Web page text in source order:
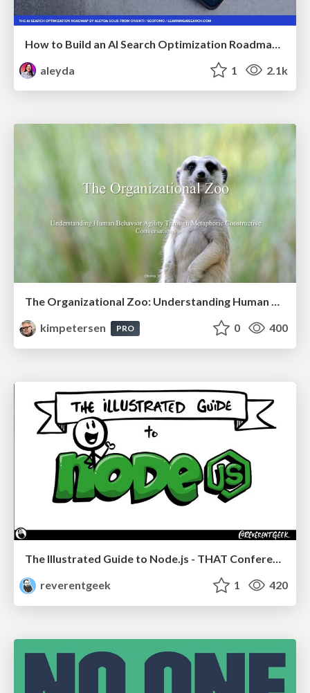
aleyda
1 2.1k
The Organizational Zoo: Understanding Human Behavior Agility Through Metaphoric Constructive Conversations (based on the works of Arthur Shelley, Ph.D)
kimpetersen
PRO 0 400
The Illustrated Guide to Node.js - THAT Conference 2024
reverentgeek
1 420